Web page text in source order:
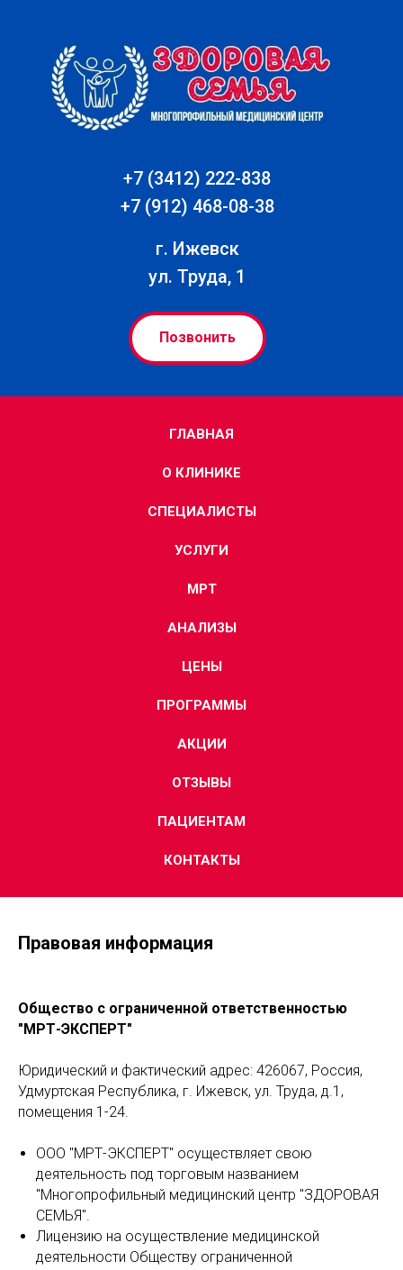
+7 (3412) 222-838
+7 (912) 468-08-38
г. Ижевск
ул. Труда, 1
Позвонить
ГЛАВНАЯ
О КЛИНИКЕ
СПЕЦИАЛИСТЫ
УСЛУГИ
МРТ
АНАЛИЗЫ
ЦЕНЫ
ПРОГРАММЫ
АКЦИИ
ОТЗЫВЫ
ПАЦИЕНТАМ
КОНТАКТЫ
Правовая информация
Общество с ограниченной ответственностью
"МРТ-ЭКСПЕРТ"
Юридический и фактический адрес: 426067, Россия,
Удмуртская Республика, г. Ижевск, ул. Труда, д.1,
помещения 1-24.
ООО "МРТ-ЭКСПЕРТ" осуществляет свою
деятельность под торговым названием
"Многопрофильный медицинский центр "ЗДОРОВАЯ
СЕМЬЯ".
Лицензию на осуществление медицинской
деятельности Обществу ограниченной